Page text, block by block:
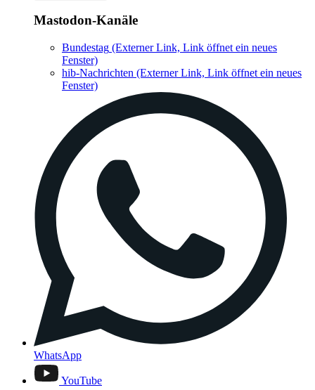
Mastodon-Kanäle
Bundestag (Externer Link, Link öffnet ein neues
Fenster)
hib-Nachrichten (Externer Link, Link öffnet ein neues
Fenster)
WhatsApp
YouTube